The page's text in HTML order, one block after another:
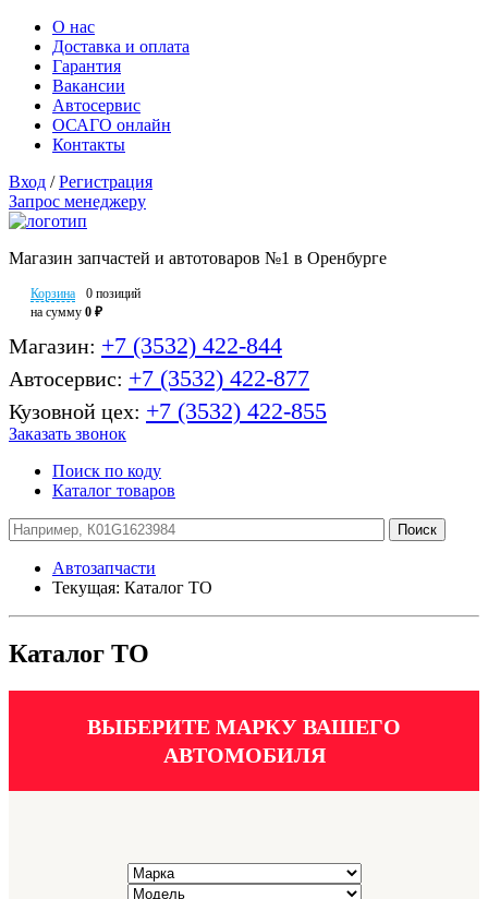
О нас
Доставка и оплата
Гарантия
Вакансии
Автосервис
ОСАГО онлайн
Контакты
Вход / Регистрация
Запрос менеджеру
Магазин запчастей и автотоваров №1 в Оренбурге
Корзина
0 позиций
на сумму 0 ₽
Магазин: +7 (3532) 422-844
Автосервис: +7 (3532) 422-877
Кузовной цех: +7 (3532) 422-855
Заказать звонок
Поиск по коду
Каталог товаров
Автозапчасти
Текущая: Каталог ТО
Каталог ТО
ВЫБЕРИТЕ МАРКУ ВАШЕГО
АВТОМОБИЛЯ